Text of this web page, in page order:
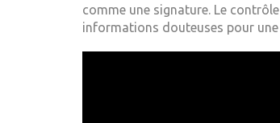
comme une signature. Le
informations douteuses pour